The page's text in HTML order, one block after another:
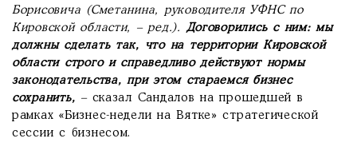
Борисовича (Сметанина, руководителя УФНС по
Кировской области, – ред.). Договорились с ним: мы
должны сделать так, что на территории Кировской
области строго и справедливо действуют нормы
законодательства, при этом стараемся бизнес
сохранить, –сказал Сандалов на прошедшей в
рамках «Бизнес-недели на Вятке» стратегической
сессии с бизнесом.